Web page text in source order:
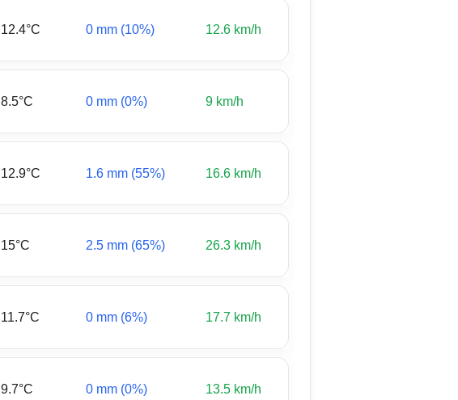
12.4°C 0 mm (10%) 12.6 km/h
8.5°C 0 mm (0%) 9 km/h
12.9°C 1.6 mm (55%) 16.6 km/h
15°C 2.5 mm (65%) 26.3 km/h
11.7°C 0 mm (6%) 17.7 km/h
9.7°C 0 mm (0%) 13.5 km/h